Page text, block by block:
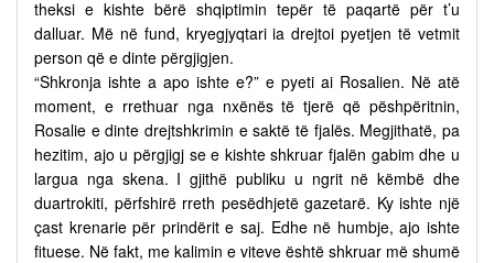
theksi e kishte bërë shqiptimin tepër të paqartë për t’u
dalluar. Më në fund, kryegjyqtari ia drejtoi pyetjen të vetmit
person që e dinte përgjigjen.
“Shkronja ishte a apo ishte e?” e pyeti ai Rosalien. Në atë
moment, e rrethuar nga nxënës të tjerë që pëshpëritnin,
Rosalie e dinte drejtshkrimin e saktë të fjalës. Megjithatë, pa
hezitim, ajo u përgjigj se e kishte shkruar fjalën gabim dhe u
largua nga skena. I gjithë publiku u ngrit në këmbë dhe
duartrokiti, përfshirë rreth pesëdhjetë gazetarë. Ky ishte një
çast krenarie për prindërit e saj. Edhe në humbje, ajo ishte
fituese. Në fakt, me kalimin e viteve është shkruar më shumë